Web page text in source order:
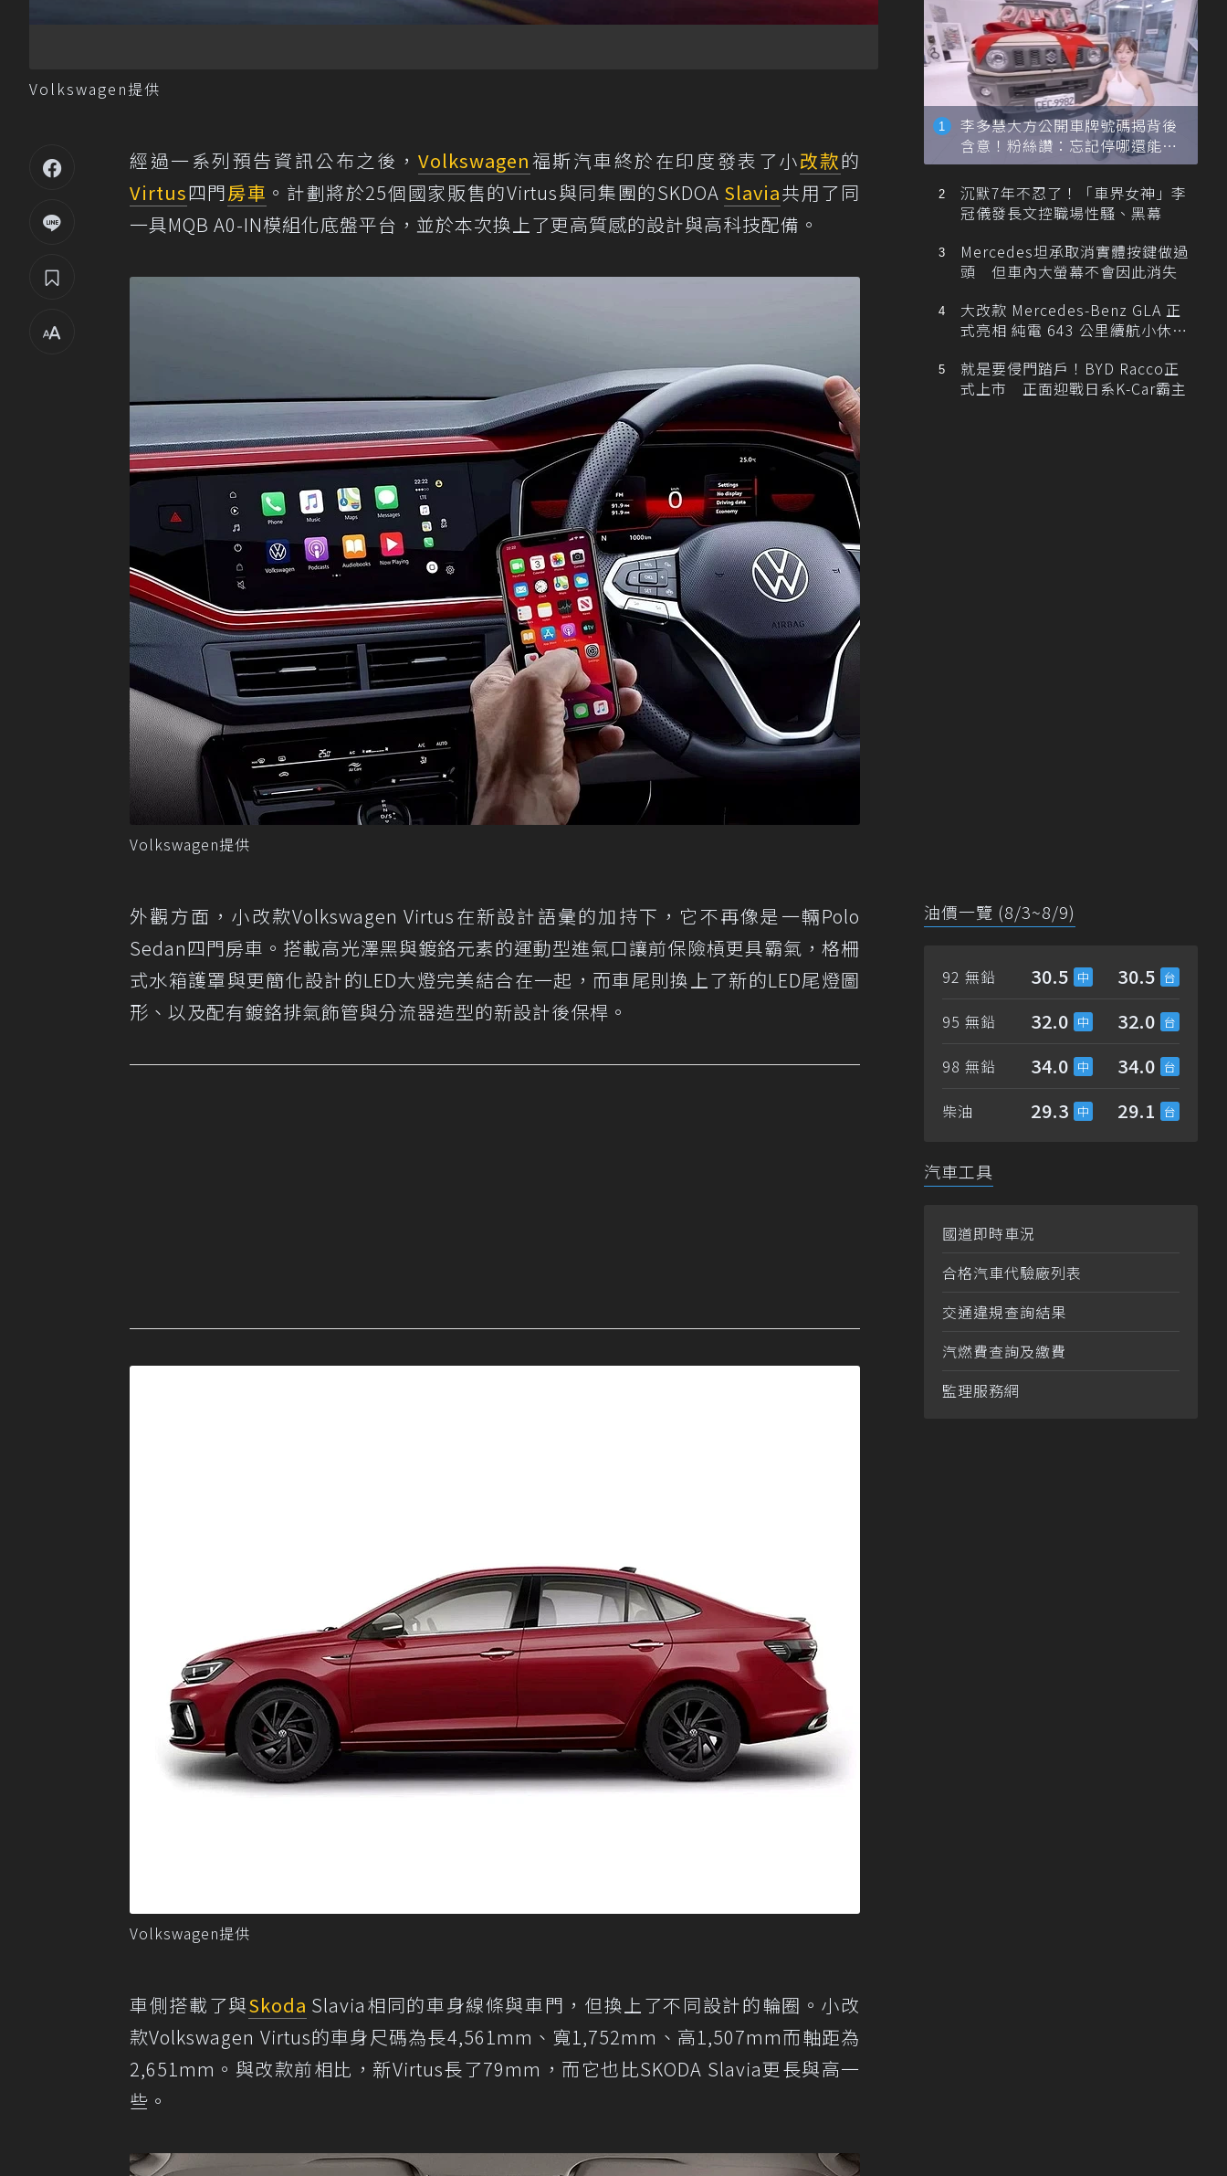
Volkswagen提供
經過一系列預告資訊公布之後， Volkswagen福斯汽車終於在印度發表了小改款的
Virtus四門房車 。計劃將於25個國家販售的Virtus與同集團的SKDOA Slavia共用了同
一具MQB A0-IN模組化底盤平台，並於本次換上了更高質感的設計與高科技配備。
Volkswagen提供
外觀方面，小改款Volkswagen Virtus在新設計語彙的加持下，它不再像是一輛Polo
Sedan四門房車。搭載高光澤黑與鍍鉻元素的運動型進氣口讓前保險槓更具霸氣，格柵
式水箱護罩與更簡化設計的LED大燈完美結合在一起，而車尾則換上了新的LED尾燈圖
形、以及配有鍍鉻排氣飾管與分流器造型的新設計後保桿。
Volkswagen提供
車側搭載了與Skoda Slavia相同的車身線條與車門，但換上了不同設計的輪圈。小改
款Volkswagen Virtus的車身尺碼為長4,561mm、寬1,752mm、高1,507mm而軸距為
2,651mm。與改款前相比，新Virtus長了79mm，而它也比SKODA Slavia更長與高一
些。
李多慧大方公開車牌號碼揭背後
含意！粉絲讚：忘記停哪還能幫
忙找車
沉默7年不忍了！「車界女神」李
冠儀發長文控職場性騷、黑幕
Mercedes坦承取消實體按鍵做過
頭 但車內大螢幕不會因此消失
大改款 Mercedes-Benz GLA 正
式亮相 純電 643 公里續航小休
就是要侵門踏戶！BYD Racco正
式上市 正面迎戰日系K-Car霸主
油價一覽 (8/3~8/9)
92 無鉛 30.5 30.5
95 無鉛 32.0 32.0
98 無鉛 34.0 34.0
柴油 29.3 29.1
汽車工具
國道即時車況
合格汽車代驗廠列表
交通違規查詢結果
汽燃費查詢及繳費
監理服務網